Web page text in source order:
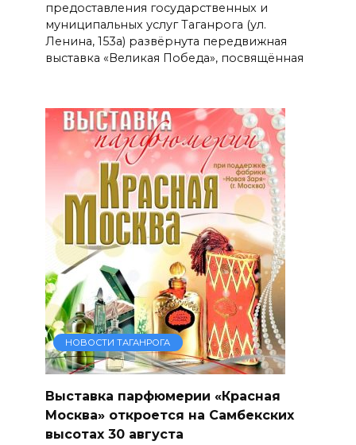
предоставления государственных и
муниципальных услуг Таганрога (ул.
Ленина, 153а) развёрнута передвижная
выставка «Великая Победа», посвящённая
НОВОСТИ ТАГАНРОГА
Выставка парфюмерии «Красная
Москва» откроется на Самбекских
высотах 30 августа